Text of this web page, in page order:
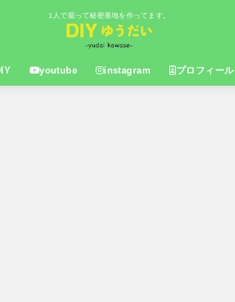
1人で籠って秘密基地を作ってます。
youtube instagram プロフィール